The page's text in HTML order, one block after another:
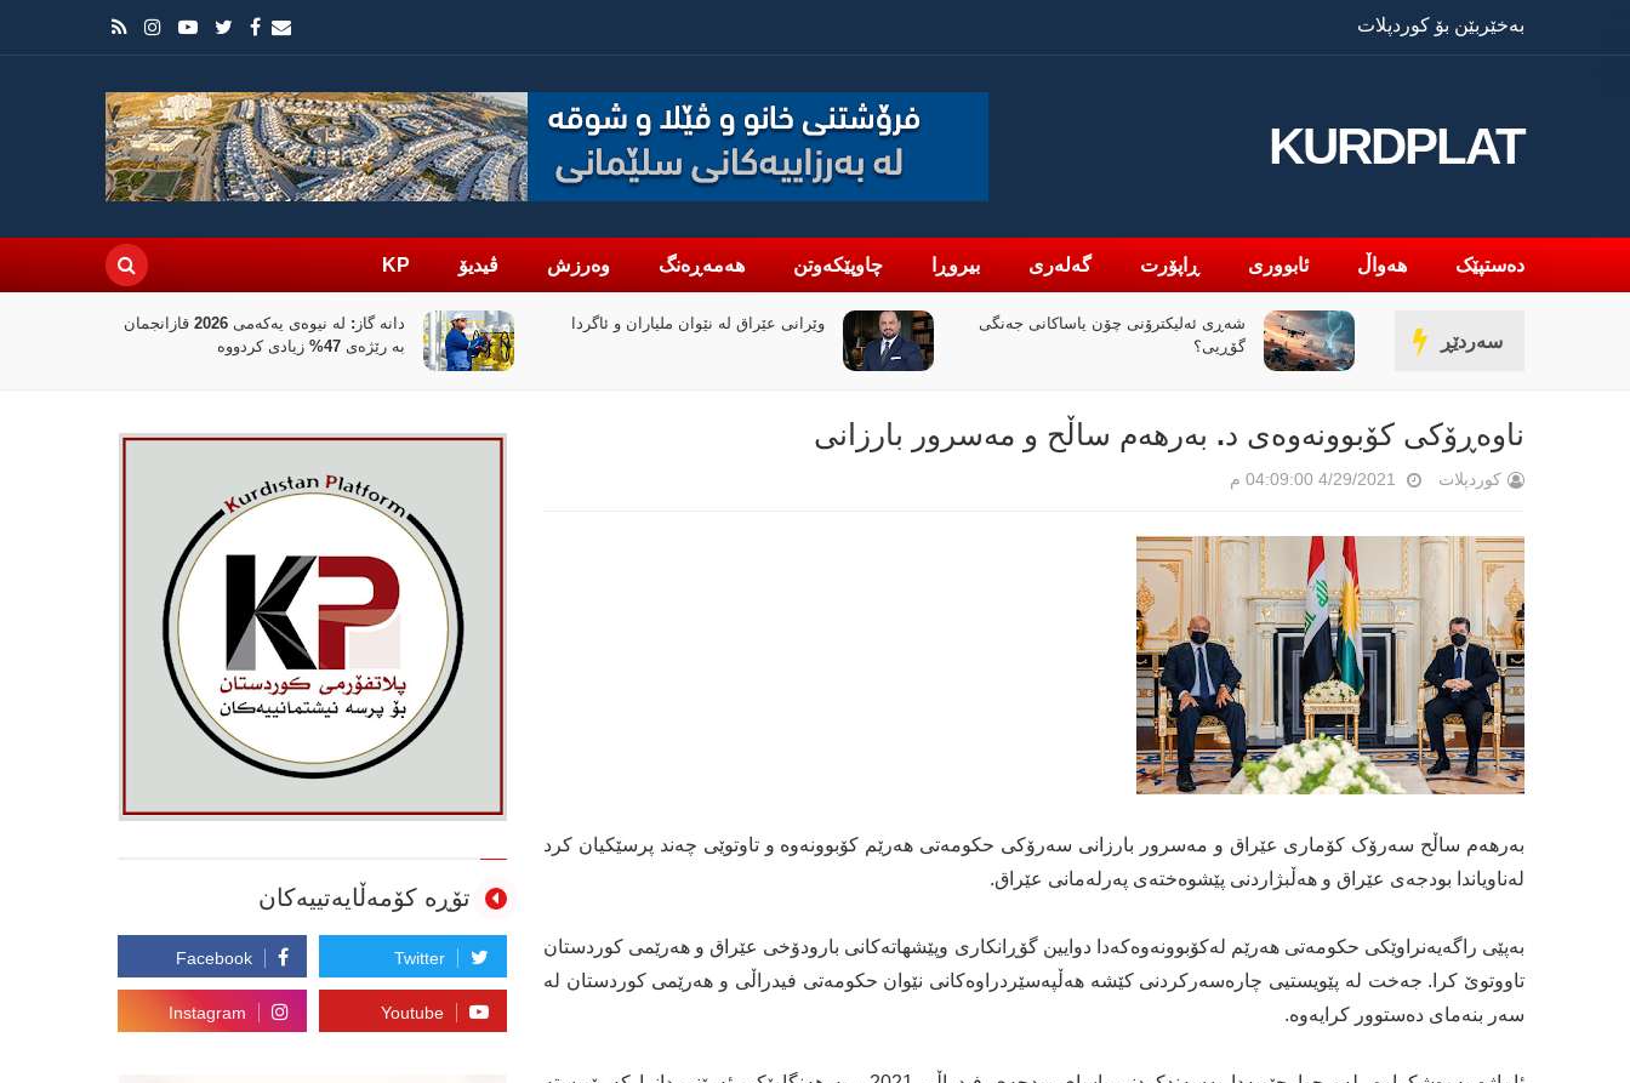
بەخێربێن بۆ کوردپلات
KURDPLAT
دەستپێک هەواڵ ئابووری ڕاپۆرت گەلەری بیروڕا چاوپێکەوتن هەمەڕەنگ وەرزش ڤیدیۆ KP
سەردێڕ
وێرانی عێراق لە نێوان ملیاران و ئاگردا
دانە گاز: لە نیوەی یەکەمی 2026 قازانجمان
بانکی جیهانی 100 ملیۆن دۆلار بۆ
نوێکردنەوەی کەرتی دارایی سووریا تەرخان
ناوەڕۆکى کۆبوونەوەى د. بەرهەم ساڵح و مەسرور بارزانى
کوردپلات 4/29/2021 04:09:00 م
بەرهەم ساڵح سەرۆک کۆمارى عێراق و مەسرور بارزانى سەرۆکى حکومەتى هەرێم کۆبوونەوە و تاوتوێی چەند پرسێکیان کرد
لەناویاندا بودجەى عێراق و هەڵبژاردنى پێشوەختەى پەرلەمانى عێراق.
بەپێی راگەیەنراوێکى حکومەتى هەرێم لەکۆبوونەوەکەدا دوایین گۆڕانکاری وپێشهاتەکانی بارودۆخی عێراق و هەرێمی كوردستان
تاووتوێ كرا. جەخت لە پێویستیی چارەسەركردنی كێشە هەڵپەسێردراوەكانی نێوان حكومەتی فیدراڵی و هەرێمی کوردستان لە
سەر بنەمای دەستوور کرایەوە.
تۆڕە کۆمەڵایەتییەکان